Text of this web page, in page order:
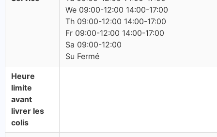
We 09:00-12:00 14:00-17:00
Th 09:00-12:00 14:00-17:00
Fr 09:00-12:00 14:00-17:00
Sa 09:00-12:00
Su Fermé
Heure
limite
avant
livrer les
colis